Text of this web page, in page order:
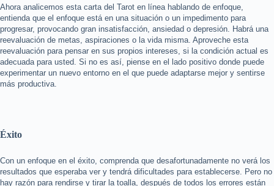
Ahora analicemos esta carta del Tarot en línea hablando de enfoque,
entienda que el enfoque está en una situación o un impedimento para
progresar, provocando gran insatisfacción, ansiedad o depresión. Habrá una
reevaluación de metas, aspiraciones o la vida misma. Aproveche esta
reevaluación para pensar en sus propios intereses, si la condición actual es
adecuada para usted. Si no es así, piense en el lado positivo donde puede
experimentar un nuevo entorno en el que puede adaptarse mejor y sentirse
más productiva.
Éxito
Con un enfoque en el éxito, comprenda que desafortunadamente no verá los
resultados que esperaba ver y tendrá dificultades para establecerse. Pero no
hay razón para rendirse y tirar la toalla, después de todos los errores están